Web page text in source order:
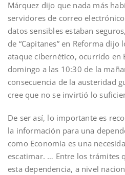
Márquez dijo que nada más
servidores de correo
datos sensibles estaban
de “Capitanes” en Reforma dijo
ataque cibernético, ocurrido en
domingo a las 10:30 de la
consecuencia de la austeridad
cree que no se invirtió lo
De ser así, lo importante es
la información para una
como Economía es una
escatimar. … Entre los trámites
esta dependencia, a nivel